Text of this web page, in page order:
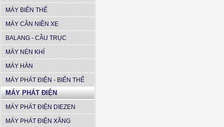
MÁY BIẾN THẾ
MÁY CÂN NIỀN XE
BALANG - CẦU TRỤC
MÁY NÉN KHÍ
MÁY HÀN
MÁY PHÁT ĐIỆN - BIẾN THẾ
MÁY PHÁT ĐIỆN
MÁY PHÁT ĐIỆN DIEZEN
MÁY PHÁT ĐIỆN XĂNG